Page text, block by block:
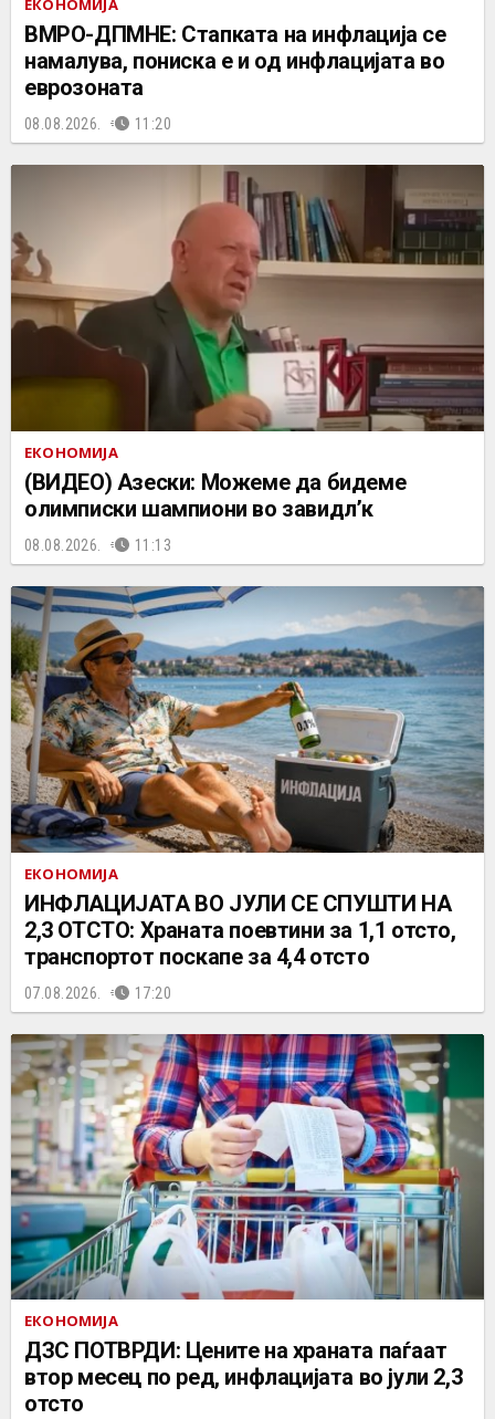
ЕКОНОМИЈА
ВМРО-ДПМНЕ: Стапката на инфлација се
намалува, пониска е и од инфлацијата во
еврозоната
08.08.2026. 11:20
ЕКОНОМИЈА
(ВИДЕО) Азески: Можеме да бидеме
олимписки шампиони во завидл’к
08.08.2026. 11:13
ЕКОНОМИЈА
ИНФЛАЦИЈАТА ВО ЈУЛИ СЕ СПУШТИ НА
2,3 ОТСТО: Храната поевтини за 1,1 отсто,
транспортот поскапе за 4,4 отсто
07.08.2026. 17:20
ЕКОНОМИЈА
ДЗС ПОТВРДИ: Цените на храната паѓаат
втор месец по ред, инфлацијата во јули 2,3
отсто